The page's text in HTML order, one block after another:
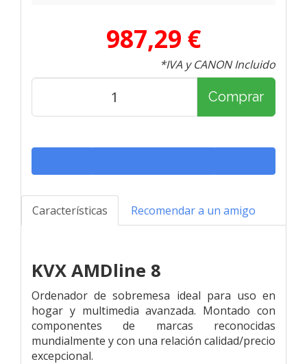
987,29 €
*IVA y CANON Incluido
Comprar
Características Recomendar a un amigo
KVX AMDline 8
Ordenador de sobremesa ideal para uso en
hogar y multimedia avanzada. Montado con
componentes de marcas reconocidas
mundialmente y con una relación calidad/precio
excepcional.